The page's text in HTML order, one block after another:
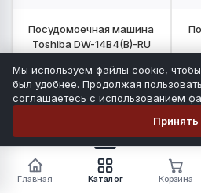
Посудомоечная машина
Toshiba DW-14B4(B)-RU
Количество:2
шт
РРЦ:70 990 ₽
- +
-
Главная Каталог Корзина
Мы используем файлы cookie,
был удобнее. Продолжая
соглашаетесь с использованием
Принять